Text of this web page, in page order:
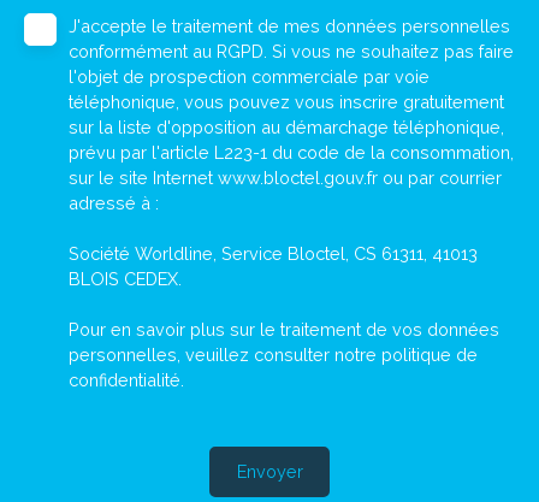
J'accepte le traitement de mes données personnelles
conformément au RGPD. Si vous ne souhaitez pas faire
l'objet de prospection commerciale par voie
téléphonique, vous pouvez vous inscrire gratuitement
sur la liste d'opposition au démarchage téléphonique,
prévu par l'article L223-1 du code de la consommation,
sur le site Internet www.bloctel.gouv.fr ou par courrier
adressé à :
Société Worldline, Service Bloctel, CS 61311, 41013
BLOIS CEDEX.
Pour en savoir plus sur le traitement de vos données
personnelles, veuillez consulter notre politique de
confidentialité
Envoyer